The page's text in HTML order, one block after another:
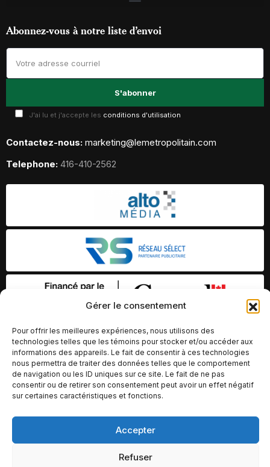
Gérer le consentement
Pour offrir les meilleures expériences, nous utilisons des
technologies telles que les témoins pour stocker et/ou accéder aux
informations des appareils. Le fait de consentir à ces technologies
nous permettra de traiter des données telles que le comportement
de navigation ou les ID uniques sur ce site. Le fait de ne pas
consentir ou de retirer son consentement peut avoir un effet négatif
sur certaines caractéristiques et fonctions.
Accepter
Refuser
Abonnez-vous à notre liste d’envoi
J'ai lu et j'accepte les conditions d'utilisation
Contactez-nous: marketing@lemetropolitain.com
Telephone: 416-410-2562
© Copyright 2026 – Altomédia Inc |
Ce site internet a été conçu et développé par Chameleon Ideas